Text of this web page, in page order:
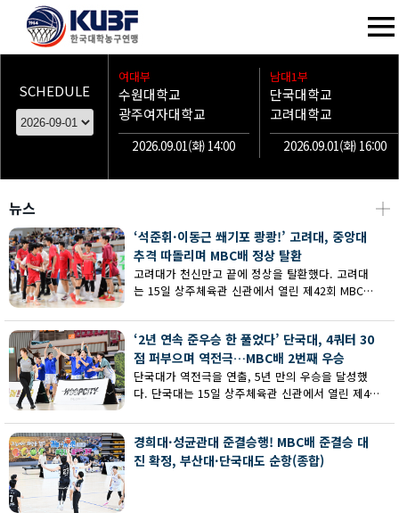
SCHEDULE
여대부
수원대학교
광주여자대학교
2026.09.01(화) 14:00
남대1부
단국대학교
고려대학교
2026.09.01(화) 16:00
뉴스 ┼
‘석준휘·이동근 쐐기포 쾅쾅!’ 고려대, 중앙대
추격 따돌리며 MBC배 정상 탈환
고려대가 천신만고 끝에 정상을 탈환했다. 고려대
는 15일 상주체육관 신관에서 열린 제42회 MBC배
추격을 따돌리며 73-62로 승리했다.
‘2년 연속 준우승 한 풀었다’ 단국대, 4쿼터 30
점 퍼부으며 역전극…MBC배 2번째 우승
단국대가 역전극을 연출, 5년 만의 우승을 달성했
다. 단국대는 15일 상주체육관 신관에서 열린 제42
서 부산대에 73-67로 역전승했다.
경희대·성균관대 준결승행! MBC배 준결승 대
진 확정, 부산대·단국대도 순항(종합)